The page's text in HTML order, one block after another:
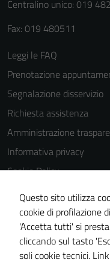
Centralino unico: 019
Fax: 019 480511
Leggi le FAQ
Prenotazione
Segnalazione disservizio
Richiesta assistenza
Amministrazione
Informativa privacy
Cookie Policy
Note legali
Dichiarazione di
Piano di miglioramento
Statistiche sito web
Questo sito utilizza
cookie di profilazione
'Accetta tutti' si
cliccando sul tasto
soli cookie tecnici.